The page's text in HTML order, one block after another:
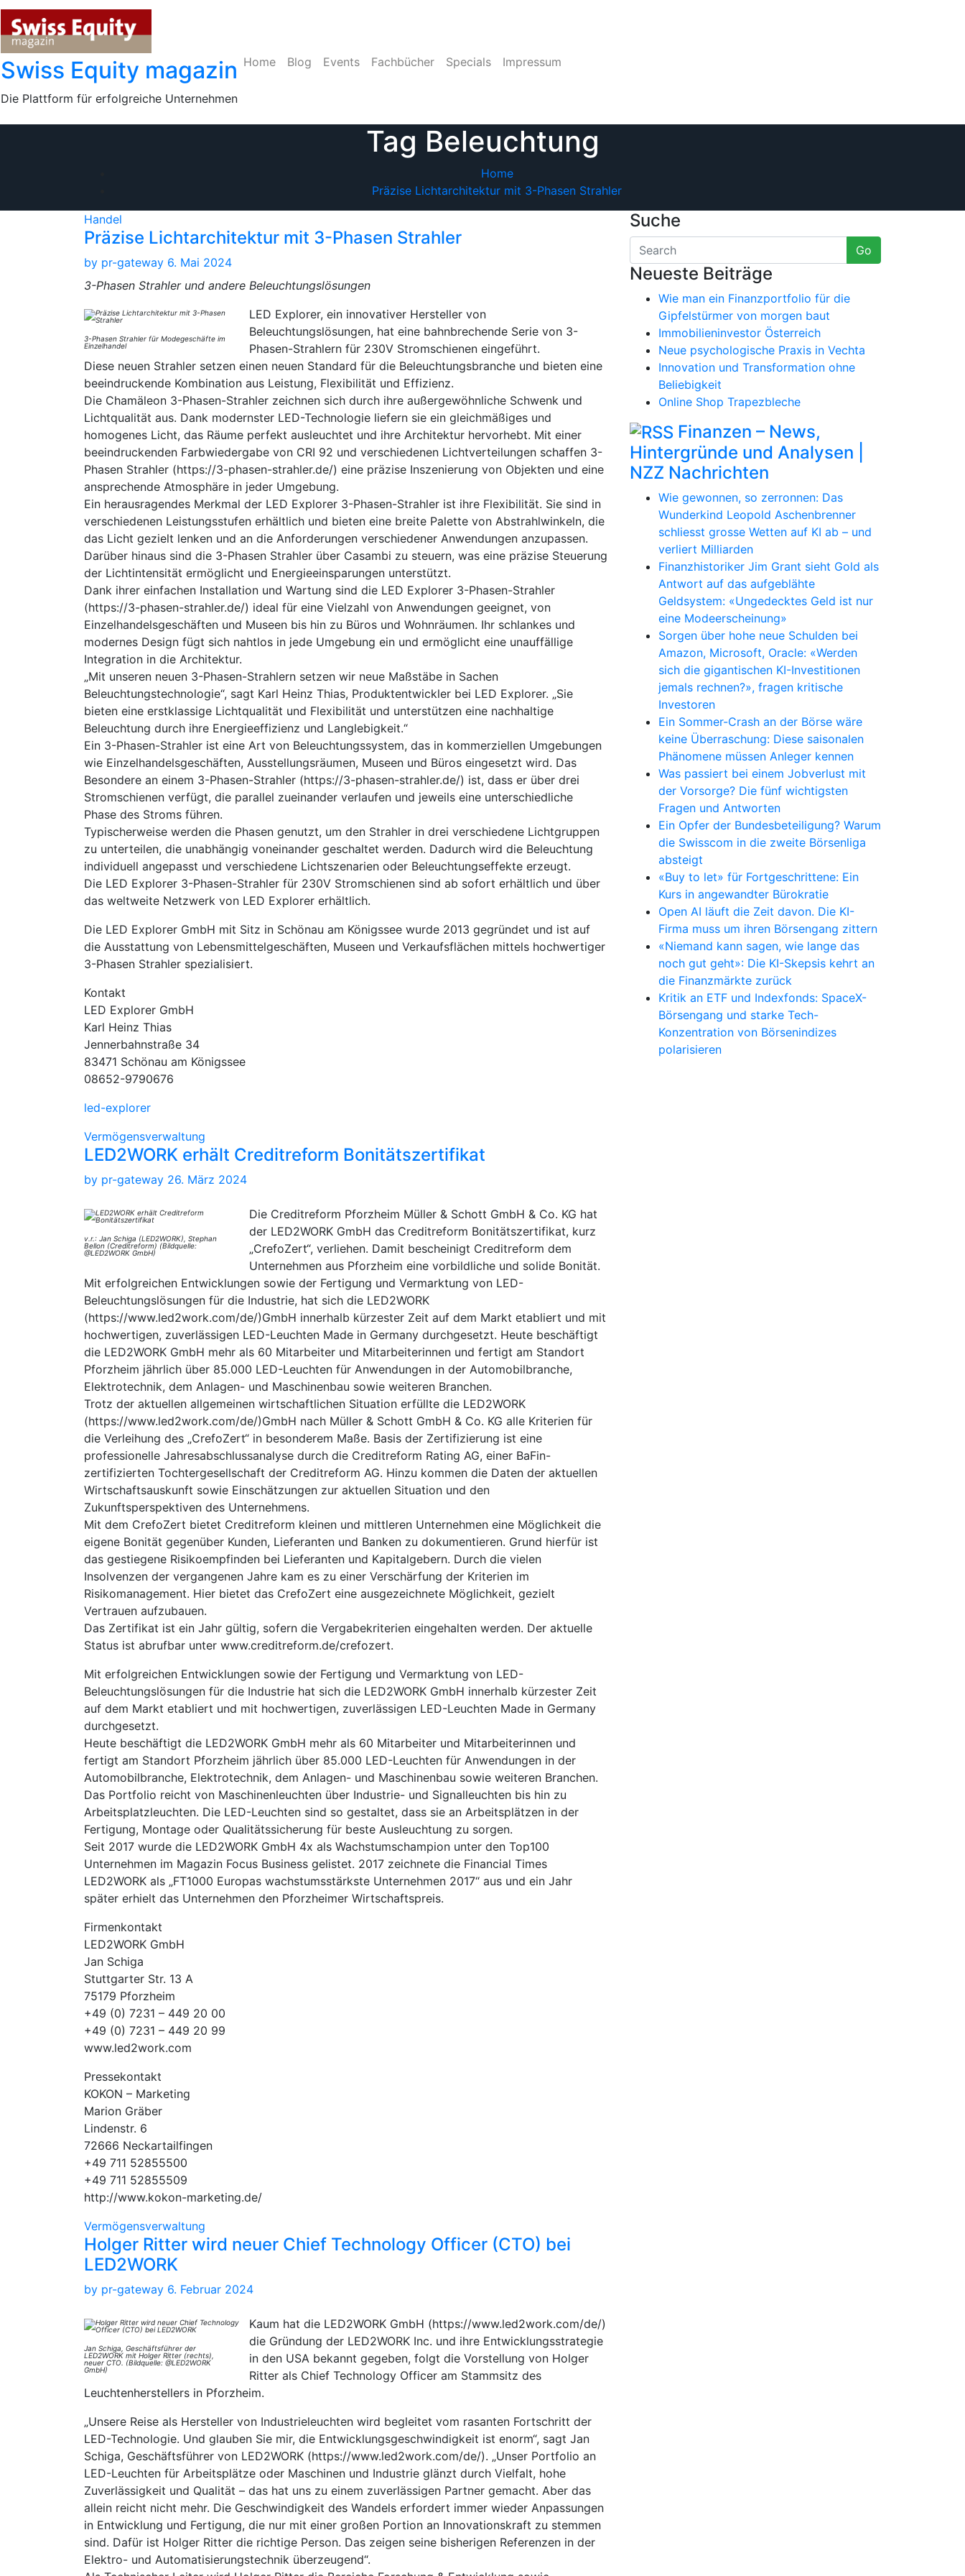
Skip
content
Swiss Equity magazin
Die Plattform für erfolgreiche Unternehmen
Home Blog Events Fachbücher Specials Impressum
Tag Beleuchtung
Home
Präzise Lichtarchitektur mit 3-Phasen Strahler
Handel
Präzise Lichtarchitektur mit 3-Phasen Strahler
by pr-gateway 6. Mai 2024
3-Phasen Strahler und andere Beleuchtungslösungen
3-Phasen Strahler für Modegeschäfte im
Einzelhandel
LED Explorer, ein innovativer Hersteller von
Beleuchtungslösungen, hat eine bahnbrechende Serie von 3-
Phasen-Strahlern für 230V Stromschienen eingeführt.
Diese neuen Strahler setzen einen neuen Standard für die Beleuchtungsbranche und bieten eine
beeindruckende Kombination aus Leistung, Flexibilität und Effizienz.
Die Chamäleon 3-Phasen-Strahler zeichnen sich durch ihre außergewöhnliche Schwenk und
Lichtqualität aus. Dank modernster LED-Technologie liefern sie ein gleichmäßiges und
homogenes Licht, das Räume perfekt ausleuchtet und ihre Architektur hervorhebt. Mit einer
beeindruckenden Farbwiedergabe von CRI 92 und verschiedenen Lichtverteilungen schaffen 3-
Phasen Strahler (https://3-phasen-strahler.de/) eine präzise Inszenierung von Objekten und eine
ansprechende Atmosphäre in jeder Umgebung.
Ein herausragendes Merkmal der LED Explorer 3-Phasen-Strahler ist ihre Flexibilität. Sie sind in
verschiedenen Leistungsstufen erhältlich und bieten eine breite Palette von Abstrahlwinkeln, die
das Licht gezielt lenken und an die Anforderungen verschiedener Anwendungen anzupassen.
Darüber hinaus sind die 3-Phasen Strahler über Casambi zu steuern, was eine präzise Steuerung
der Lichtintensität ermöglicht und Energieeinsparungen unterstützt.
Dank ihrer einfachen Installation und Wartung sind die LED Explorer 3-Phasen-Strahler
(https://3-phasen-strahler.de/) ideal für eine Vielzahl von Anwendungen geeignet, von
Einzelhandelsgeschäften und Museen bis hin zu Büros und Wohnräumen. Ihr schlankes und
modernes Design fügt sich nahtlos in jede Umgebung ein und ermöglicht eine unauffällige
Integration in die Architektur.
„Mit unseren neuen 3-Phasen-Strahlern setzen wir neue Maßstäbe in Sachen
Beleuchtungstechnologie“, sagt Karl Heinz Thias, Produktentwickler bei LED Explorer. „Sie
bieten eine erstklassige Lichtqualität und Flexibilität und unterstützen eine nachhaltige
Beleuchtung durch ihre Energieeffizienz und Langlebigkeit.“
Ein 3-Phasen-Strahler ist eine Art von Beleuchtungssystem, das in kommerziellen Umgebungen
wie Einzelhandelsgeschäften, Ausstellungsräumen, Museen und Büros eingesetzt wird. Das
Besondere an einem 3-Phasen-Strahler (https://3-phasen-strahler.de/) ist, dass er über drei
Stromschienen verfügt, die parallel zueinander verlaufen und jeweils eine unterschiedliche
Phase des Stroms führen.
Typischerweise werden die Phasen genutzt, um den Strahler in drei verschiedene Lichtgruppen
zu unterteilen, die unabhängig voneinander geschaltet werden. Dadurch wird die Beleuchtung
individuell angepasst und verschiedene Lichtszenarien oder Beleuchtungseffekte erzeugt.
Die LED Explorer 3-Phasen-Strahler für 230V Stromschienen sind ab sofort erhältlich und über
das weltweite Netzwerk von LED Explorer erhältlich.
Die LED Explorer GmbH mit Sitz in Schönau am Königssee wurde 2013 gegründet und ist auf
die Ausstattung von Lebensmittelgeschäften, Museen und Verkaufsflächen mittels hochwertiger
3-Phasen Strahler spezialisiert.
Kontakt
LED Explorer GmbH
Karl Heinz Thias
Jennerbahnstraße 34
83471 Schönau am Königssee
08652-9790676
led-explo­rer
Vermögensverwaltung
LED2WORK erhält Creditreform Bonitätszertifikat
by pr-gateway 26. März 2024
v.r.: Jan Schiga (LED2WORK), Stephan
Bellon (Creditreform) (Bildquelle:
@LED2WORK GmbH)
Die Creditreform Pforzheim Müller & Schott GmbH & Co. KG hat
der LED2WORK GmbH das Creditreform Bonitätszertifikat, kurz
„CrefoZert“, verliehen. Damit bescheinigt Creditreform dem
Unternehmen aus Pforzheim eine vorbildliche und solide Bonität.
Mit erfolgreichen Entwicklungen sowie der Fertigung und Vermarktung von LED-
Beleuchtungslösungen für die Industrie, hat sich die LED2WORK
(https://www.led2work.com/de/)GmbH innerhalb kürzester Zeit auf dem Markt etabliert und mit
hochwertigen, zuverlässigen LED-Leuchten Made in Germany durchgesetzt. Heute beschäftigt
die LED2WORK GmbH mehr als 60 Mitarbeiter und Mitarbeiterinnen und fertigt am Standort
Pforzheim jährlich über 85.000 LED-Leuchten für Anwendungen in der Automobilbranche,
Elektrotechnik, dem Anlagen- und Maschinenbau sowie weiteren Branchen.
Trotz der aktuellen allgemeinen wirtschaftlichen Situation erfüllte die LED2WORK
(https://www.led2work.com/de/)GmbH nach Müller & Schott GmbH & Co. KG alle Kriterien für
die Verleihung des „CrefoZert“ in besonderem Maße. Basis der Zertifizierung ist eine
professionelle Jahresabschlussanalyse durch die Creditreform Rating AG, einer BaFin-
zertifizierten Tochtergesellschaft der Creditreform AG. Hinzu kommen die Daten der aktuellen
Wirtschaftsauskunft sowie Einschätzungen zur aktuellen Situation und den
Zukunftsperspektiven des Unternehmens.
Mit dem CrefoZert bietet Creditreform kleinen und mittleren Unternehmen eine Möglichkeit die
eigene Bonität gegenüber Kunden, Lieferanten und Banken zu dokumentieren. Grund hierfür ist
das gestiegene Risikoempfinden bei Lieferanten und Kapitalgebern. Durch die vielen
Insolvenzen der vergangenen Jahre kam es zu einer Verschärfung der Kriterien im
Risikomanagement. Hier bietet das CrefoZert eine ausgezeichnete Möglichkeit, gezielt
Vertrauen aufzubauen.
Das Zertifikat ist ein Jahr gültig, sofern die Vergabekriterien eingehalten werden. Der aktuelle
Status ist abrufbar unter www.creditreform.de/crefozert.
Mit erfolgreichen Entwicklungen sowie der Fertigung und Vermarktung von LED-
Beleuchtungslösungen für die Industrie hat sich die LED2WORK GmbH innerhalb kürzester Zeit
auf dem Markt etabliert und mit hochwertigen, zuverlässigen LED-Leuchten Made in Germany
durchgesetzt.
Heute beschäftigt die LED2WORK GmbH mehr als 60 Mitarbeiter und Mitarbeiterinnen und
fertigt am Standort Pforzheim jährlich über 85.000 LED-Leuchten für Anwendungen in der
Automobilbranche, Elektrotechnik, dem Anlagen- und Maschinenbau sowie weiteren Branchen.
Das Portfolio reicht von Maschinenleuchten über Industrie- und Signalleuchten bis hin zu
Arbeitsplatzleuchten. Die LED-Leuchten sind so gestaltet, dass sie an Arbeitsplätzen in der
Fertigung, Montage oder Qualitätssicherung für beste Ausleuchtung zu sorgen.
Seit 2017 wurde die LED2WORK GmbH 4x als Wachstumschampion unter den Top100
Unternehmen im Magazin Focus Business gelistet. 2017 zeichnete die Financial Times
LED2WORK als „FT1000 Europas wachstumsstärkste Unternehmen 2017“ aus und ein Jahr
später erhielt das Unternehmen den Pforzheimer Wirtschaftspreis.
Firmenkontakt
LED2WORK GmbH
Jan Schiga
Stuttgarter Str. 13 A
75179 Pforzheim
+49 (0) 7231 – 449 20 00
+49 (0) 7231 – 449 20 99
www.led2work.com
Pressekontakt
KOKON – Marketing
Marion Gräber
Lindenstr. 6
72666 Neckartailfingen
+49 711 52855500
+49 711 52855509
http://www.kokon-marketing.de/
Vermögensverwaltung
Holger Ritter wird neuer Chief Technology Officer (CTO) bei
LED2WORK
by pr-gateway 6. Februar 2024
Jan Schiga, Geschäftsführer der
LED2WORK mit Holger Ritter (rechts),
neuer CTO. (Bildquelle: @LED2WORK
GmbH)
Kaum hat die LED2WORK GmbH (https://www.led2work.com/de/)
die Gründung der LED2WORK Inc. und ihre Entwicklungsstrategie
in den USA bekannt gegeben, folgt die Vorstellung von Holger
Ritter als Chief Technology Officer am Stammsitz des
Leuchtenherstellers in Pforzheim.
„Unsere Reise als Hersteller von Industrieleuchten wird begleitet vom rasanten Fortschritt der
LED-Technologie. Und glauben Sie mir, die Entwicklungsgeschwindigkeit ist enorm“, sagt Jan
Schiga, Geschäftsführer von LED2WORK (https://www.led2work.com/de/). „Unser Portfolio an
LED-Leuchten für Arbeitsplätze oder Maschinen und Industrie glänzt durch Vielfalt, hohe
Zuverlässigkeit und Qualität – das hat uns zu einem zuverlässigen Partner gemacht. Aber das
allein reicht nicht mehr. Die Geschwindigkeit des Wandels erfordert immer wieder Anpassungen
in Entwicklung und Fertigung, die nur mit einer großen Portion an Innovationskraft zu stemmen
sind. Dafür ist Holger Ritter die richtige Person. Das zeigen seine bisherigen Referenzen in der
Elektro- und Automatisierungstechnik überzeugend“.
Suche
Go
Neueste Beiträge
Wie man ein Finanzportfolio für die
Gipfelstürmer von morgen baut
Immobilieninvestor Österreich
Neue psychologische Praxis in Vechta
Innovation und Transformation ohne
Beliebigkeit
Online Shop Trapezbleche
Finanzen – News,
Hintergründe und Analysen |
NZZ Nachrichten
Wie gewonnen, so zerronnen: Das
Wunderkind Leopold Aschenbrenner
schliesst grosse Wetten auf KI ab – und
verliert Milliarden
Finanzhistoriker Jim Grant sieht Gold als
Antwort auf das aufgeblähte
Geldsystem: «Ungedecktes Geld ist nur
eine Modeerscheinung»
Sorgen über hohe neue Schulden bei
Amazon, Microsoft, Oracle: «Werden
sich die gigantischen KI-Investitionen
jemals rechnen?», fragen kritische
Investoren
Ein Sommer-Crash an der Börse wäre
keine Überraschung: Diese saisonalen
Phänomene müssen Anleger kennen
Was passiert bei einem Jobverlust mit
der Vorsorge? Die fünf wichtigsten
Fragen und Antworten
Ein Opfer der Bundesbeteiligung? Warum
die Swisscom in die zweite Börsenliga
absteigt
«Buy to let» für Fortgeschrittene: Ein
Kurs in angewandter Bürokratie
Open AI läuft die Zeit davon. Die KI-
Firma muss um ihren Börsengang zittern
«Niemand kann sagen, wie lange das
noch gut geht»: Die KI-Skepsis kehrt an
die Finanzmärkte zurück
Kritik an ETF und Indexfonds: SpaceX-
Börsengang und starke Tech-
Konzentration von Börsenindizes
polarisieren